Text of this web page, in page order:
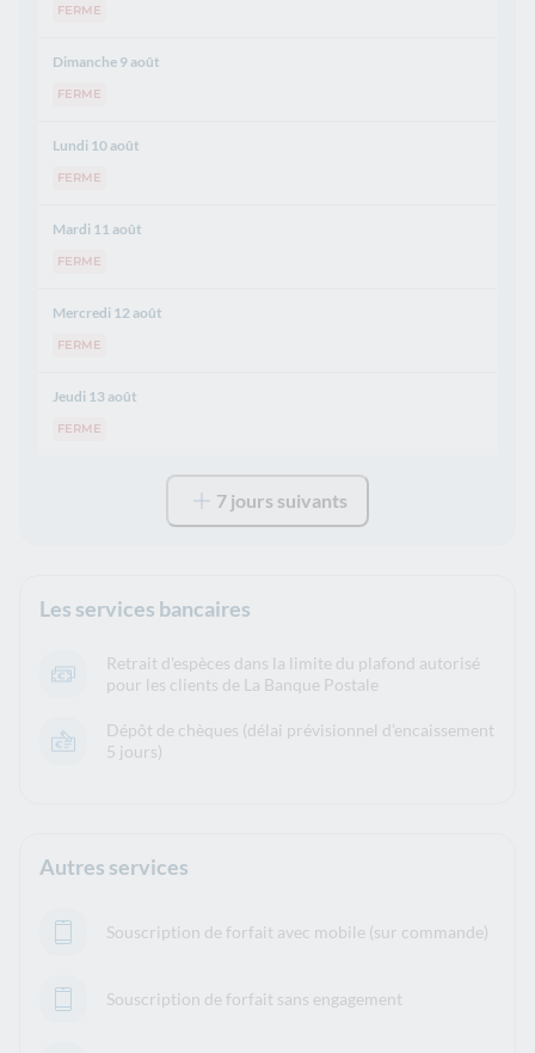
FERME
Dimanche 9 août
FERME
Lundi 10 août
FERME
Mardi 11 août
FERME
Mercredi 12 août
FERME
Jeudi 13 août
FERME
7 jours suivants
Les services bancaires
Retrait d'espèces dans la limite du plafond autorisé
pour les clients de La Banque Postale
Dépôt de chèques (délai prévisionnel d’encaissement
5 jours)
Autres services
Souscription de forfait avec mobile (sur commande)
Souscription de forfait sans engagement